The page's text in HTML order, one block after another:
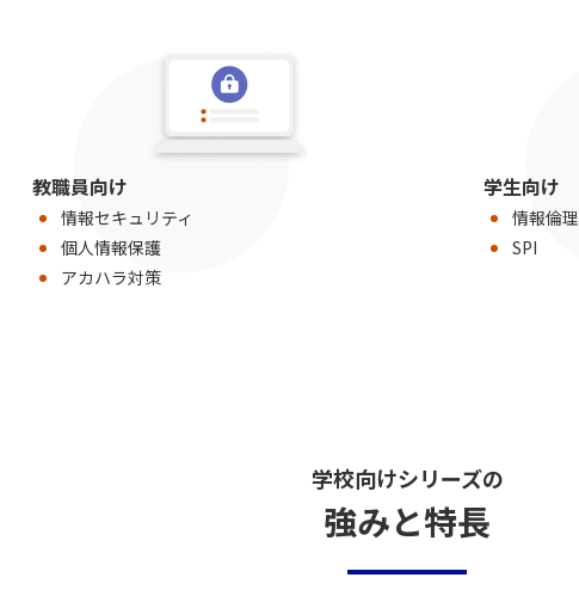
教職員向け
情報セキュリティ
個人情報保護
アカハラ対策
学生向け
情報倫理
SPI
学校向けシリーズの
強みと特長